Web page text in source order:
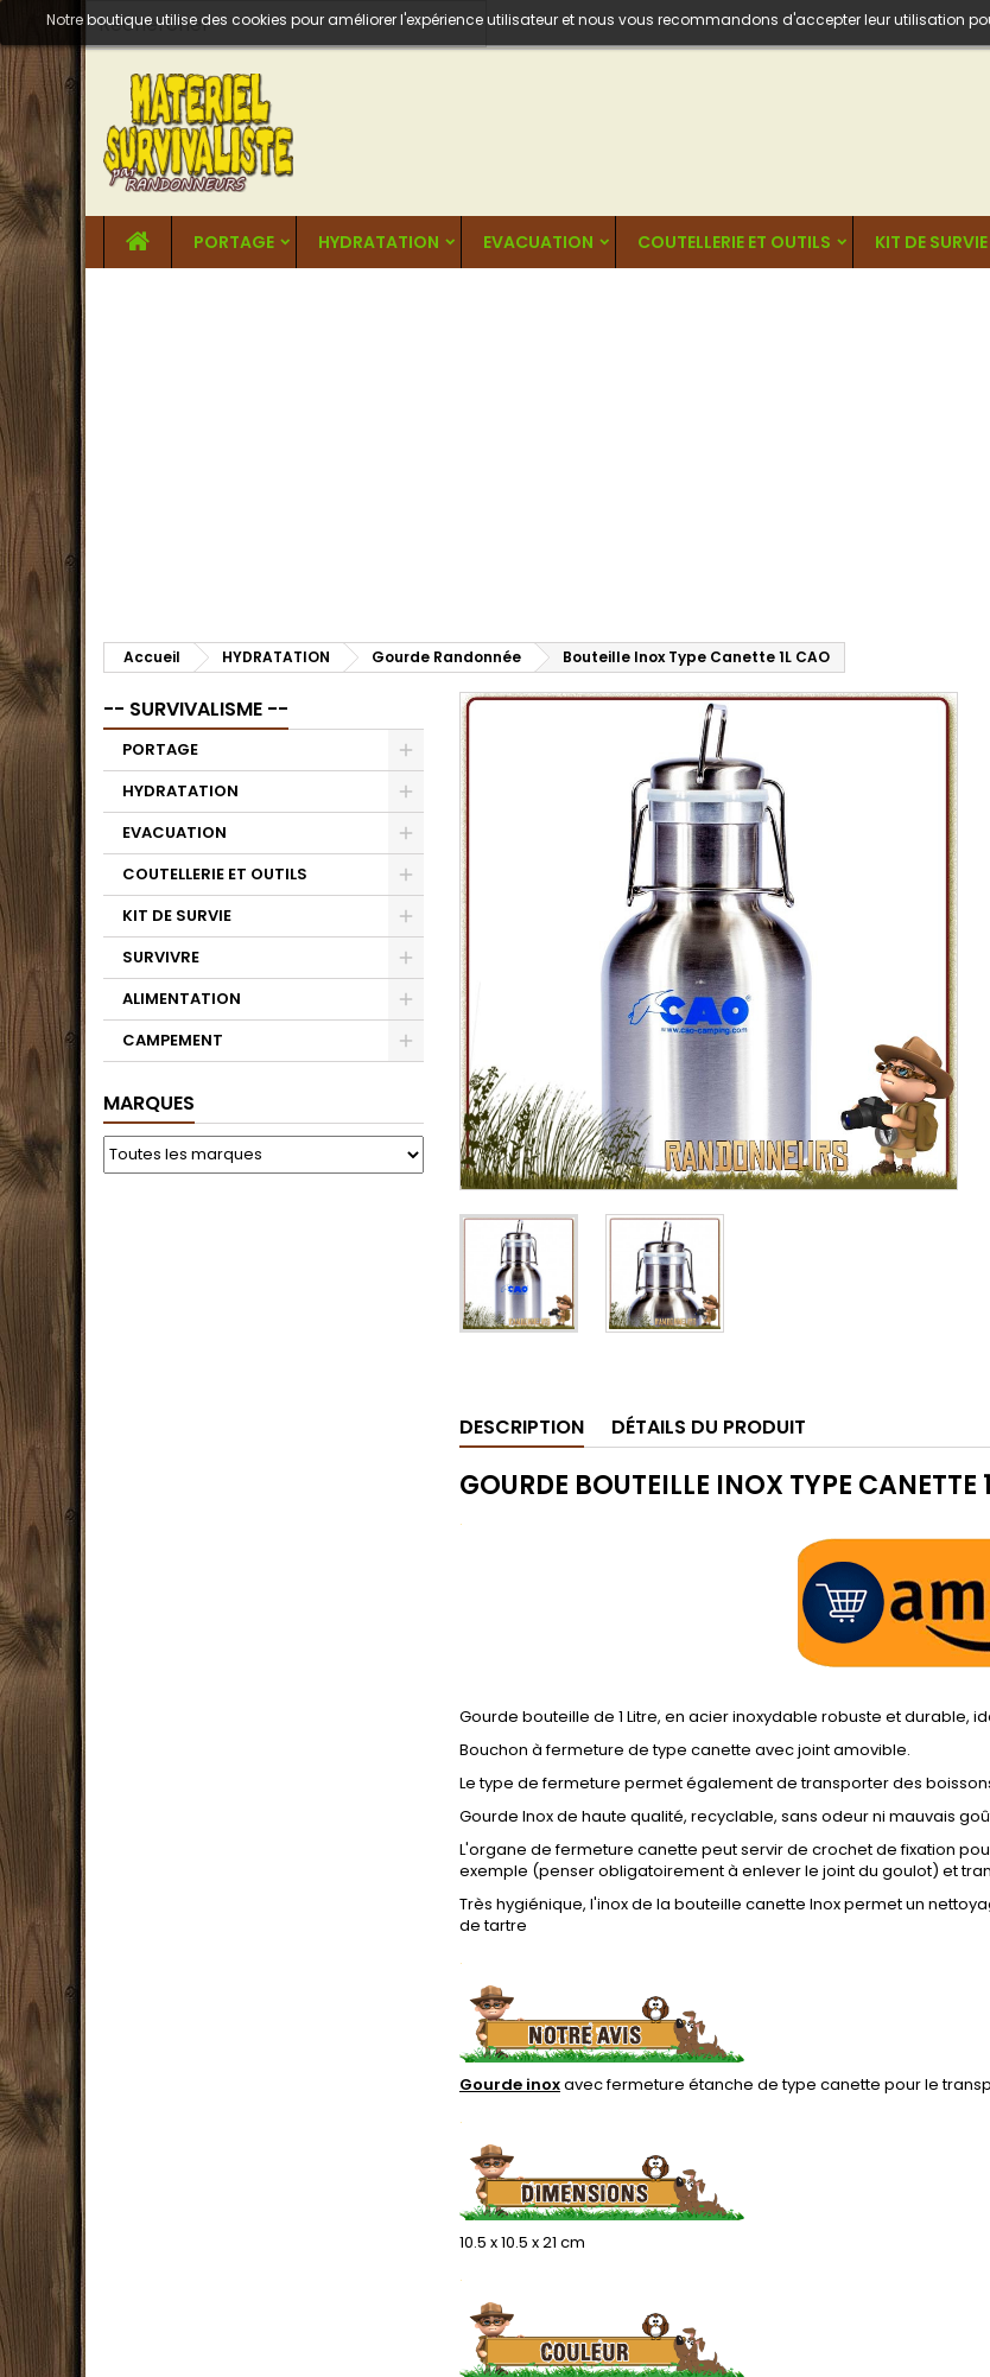
Notre boutique utilise des cookies pour améliorer l'expérience utilisateur et nous vous recommandons d'accepter leur utilisation
PORTAGE HYDRATATION EVACUATION COUTELLERIE ET OUTILS KIT DE SURVIE
Accueil HYDRATATION Gourde Randonnée Bouteille Inox Type Canette 1L CAO
-- SURVIVALISME --
PORTAGE
HYDRATATION
EVACUATION
COUTELLERIE ET OUTILS
KIT DE SURVIE
SURVIVRE
ALIMENTATION
CAMPEMENT
MARQUES
DESCRIPTION DÉTAILS DU PRODUIT
GOURDE BOUTEILLE INOX TYPE CANETTE
.
Gourde bouteille de 1 Litre, en acier inoxydable robuste et
Bouchon à fermeture de type canette avec joint amovible.
Le type de fermeture permet également de transporter des
Gourde Inox de haute qualité, recyclable, sans odeur ni mauvais
L'organe de fermeture canette peut servir de crochet de fixation
exemple (penser obligatoirement à enlever le joint du goulot) et
Très hygiénique, l'inox de la bouteille canette Inox permet un
de tartre
.
Gourde inoxavec fermeture étanche de type canette pour le
.
10.5 x 10.5 x 21 cm
.